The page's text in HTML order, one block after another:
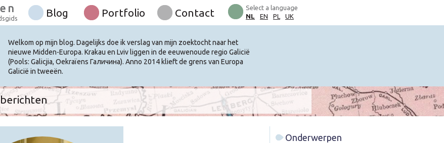
Blog Portfolio Contact NL EN PL UK
Select a language
Welkom op mijn blog. Dagelijks doe ik verslag van mijn zoektocht naar het
nieuwe Midden-Europa. Krakau en Lviv liggen in de eeuwenoude regio Galicië
(Pools: Galicjia, Oekraïens Галичина). Anno 2014 klieft de grens van Europa
Galicië in tweeën.
Onderwerpen